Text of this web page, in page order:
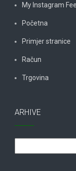
My Instagram
Početna
Primjer stranice
Račun
Trgovina
ARHIVE